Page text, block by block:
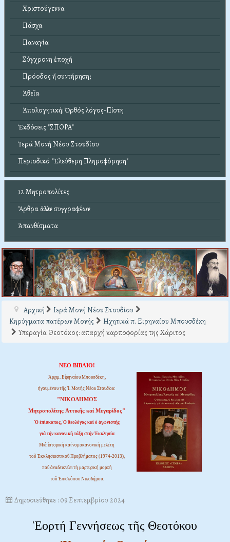
Χριστούγεννα
Πάσχα
Παναγία
Σύγχρονη ἐποχή
Πρόοδος ἤ συντήρηση;
Ἀθεΐα
Ἀπολογητική: Ὀρθός λόγος-Πίστη
Ἐκδόσεις "ΣΠΟΡΑ"
Ἱερά Μονή Νέου Στουδίου
Περιοδικό "Ἐλεύθερη Πληροφόρηση"
12 Μητροπολίτες
Ἄρθρα ἄλλων συγγραφέων
Ἀπανθίσματα
Αρχική
Ιερά Μονή Νέου Στουδίου
Κηρύγματα πατέρων Μονής
Ηχητικά π. Ειρηναίου Μπουσδέκη
Υπεραγία Θεοτόκος: απαρχή καρποφορίας της Χάριτος
ΝΕΟ ΒΙΒΛΙΟ!
Ἀρχιμ. Εἰρηναίου Μπουσδέκη,
ἡγουμένου τῆς Ἱ. Μονῆς Νέου Στουδίου:
"ΝΙΚΟΔΗΜΟΣ
Μητροπολίτης Ἀττικῆς καί Μεγαρίδος"
Ὁ ἐπίσκοπος, Ὁ θεολόγος καί ὁ ἀγωνιστής
γιά τήν κανονική τάξη στήν Ἐκκλησία
Μιά ἱστορική καί νομοκανονική μελέτη
τοῦ Ἐκκλησιαστικοῦ Προβλήματος (1974-2013),
πού ἀναδεικνύει τή μαρτυρική μορφή
τοῦ Ἐπισκόπου Νικοδήμου.
Δημοσιεύθηκε : 09 Σεπτεμβρίου 2024
Ἑορτή Γεννήσεως τῆς Θεοτόκου